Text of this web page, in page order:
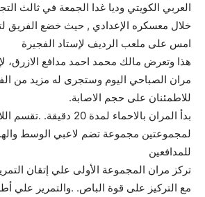
العربي الكويتي وديا غدا الجمعة في ثالث
خلال معسكره الإعدادي , حيث خضع الفريق
امس على ملعب الرديف لإستاد الفجيرة
هذا وتعرض مالك محمد احمد مدافع الازرق،
مران الصباحي اليوم وستجرى له مزيد من
للاطمئنان على حجم الاصابة.
بدأ المران بالاحماء لمدة 20
لمجموعتين مجموعة تضم لاعبي الوسط
للمدافعين
تركز مران المجموعة الأولى علي إتقان
مع التركيز على قوة الباص. .والتمرير علي